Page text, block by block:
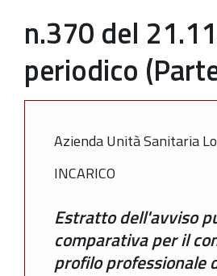
n.370 del
periodico
Azienda Unità Sanitaria
INCARICO
Estratto dell'avviso
comparativa per il
profilo professionale